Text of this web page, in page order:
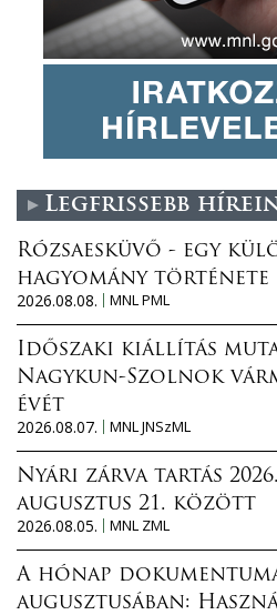
Legfrissebb
Rózsaesküvő - egy
hagyomány története
2026.08.08.
MNL PML
Időszaki kiállítás
Nagykun-Szolnok
évét
2026.08.07.
MNL JNSzML
Nyári zárva tartás
augusztus 21. között
2026.08.05.
MNL ZML
A hónap
augusztusában: